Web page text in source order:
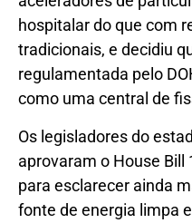
hospitalar do que com
tradicionais, e decidiu
regulamentada pelo
como uma central de
Os legisladores do
aprovaram o House Bill
para esclarecer ainda
fonte de energia limpa